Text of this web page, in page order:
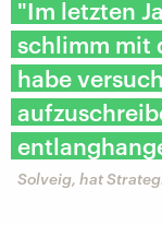
"Im letzten
schlimm mit
habe
Solveig, hat